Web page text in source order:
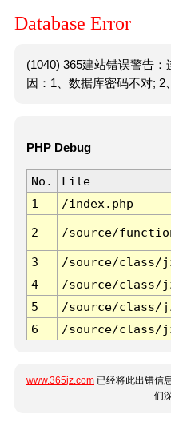
Database Error
(1040) 365建站错误警告
因：1、数据库密码不对; 2
PHP Debug
No. File
1
/index.php
2 /source/
3 /source/class/
4
/source/class/
5
/source/class/
6
/source/class/
www.365jz.com 已经将此出错信
们